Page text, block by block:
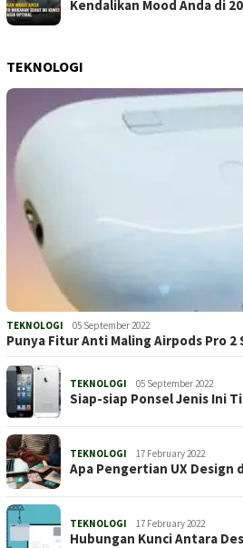
Kendalikan Mood Anda di
TEKNOLOGI
TEKNOLOGI 05 September 2022
Punya Fitur Anti Maling Airpods Pro 2
TEKNOLOGI 05 September 2022
Siap-siap Ponsel Jenis Ini
TEKNOLOGI 17 February 2022
Apa Pengertian UX Design
TEKNOLOGI 17 February 2022
Hubungan Kunci Antara